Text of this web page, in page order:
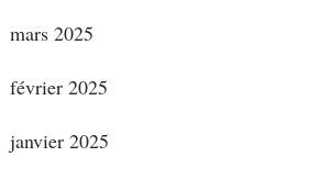
mars 2025
février 2025
janvier 2025